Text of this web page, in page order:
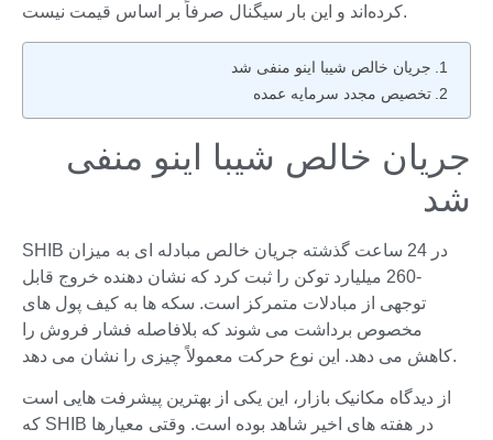
کرده‌اند و این بار سیگنال صرفاً بر اساس قیمت نیست.
جریان خالص شیبا اینو منفی شد
تخصیص مجدد سرمایه عمده
جریان خالص شیبا اینو منفی
شد
SHIB در 24 ساعت گذشته جریان خالص مبادله ای به میزان
-260 میلیارد توکن را ثبت کرد که نشان دهنده خروج قابل
توجهی از مبادلات متمرکز است. سکه ها به کیف پول های
مخصوص برداشت می شوند که بلافاصله فشار فروش را
کاهش می دهد. این نوع حرکت معمولاً چیزی را نشان می دهد.
از دیدگاه مکانیک بازار، این یکی از بهترین پیشرفت هایی است
که SHIB در هفته های اخیر شاهد بوده است. وقتی معیارها